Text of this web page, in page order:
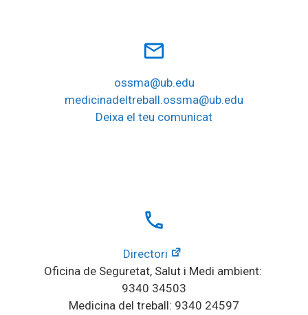
mail_outline
ossma@ub.edu
medicinadeltreball.ossma@ub.edu
Deixa el teu comunicat
local_phone
Directori
Oficina de Seguretat, Salut i Medi ambient:
9340 34503
Medicina del treball: 9340 24597